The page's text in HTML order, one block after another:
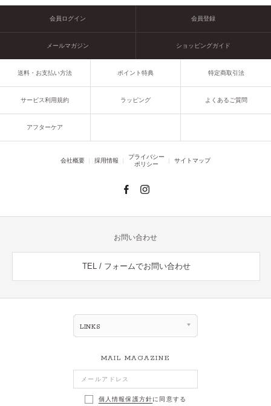
会員ログイン 会員登録
メールマガジン ショッピングガイド
送料・お支払い方法 ポイント特典 特定商取引法
サービス利用規約 ラッピング よくあるご質問
アフターケア
会社概要 採用情報
プライバシー
ポリシー
サイトマップ
お問い合わせ
TEL / フォームでお問い合わせ
LINKS
MAIL MAGAZINE
個人情報保護方針に同意する